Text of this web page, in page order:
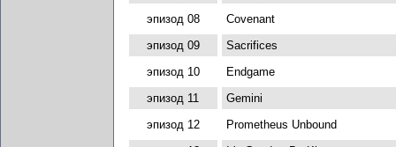
эпизод 08
Covenant
эпизод 09
Sacrifices
эпизод 10
Endgame
эпизод 11
Gemini
эпизод 12
Prometheus Unbound